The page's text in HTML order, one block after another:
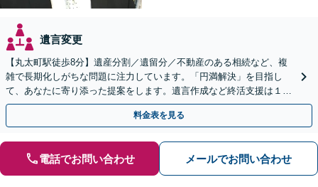
遺言変更
【丸太町駅徒歩8分】遺産分割／遺留分／不動産のある相続など、複
雑で長期化しがちな問題に注力しています。「円満解決」を目指し
て、あなたに寄り添った提案をします。遺言作成など終活支援は１１
万円（税込）〜。【明瞭会計・スピード対応】【他士業連携】
料金表を見る
電話でお問い合わせ メールでお問い合わせ